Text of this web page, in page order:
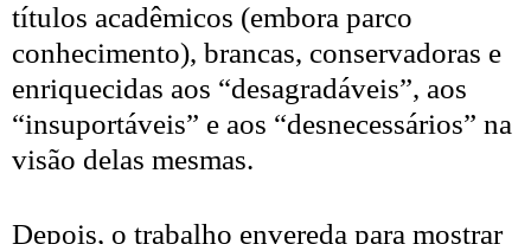
títulos acadêmicos (embora parco
conhecimento), brancas, conservadoras e
enriquecidas aos “desagradáveis”, aos
“insuportáveis” e aos “desnecessários” na
visão delas mesmas.
Depois, o trabalho envereda para mostrar